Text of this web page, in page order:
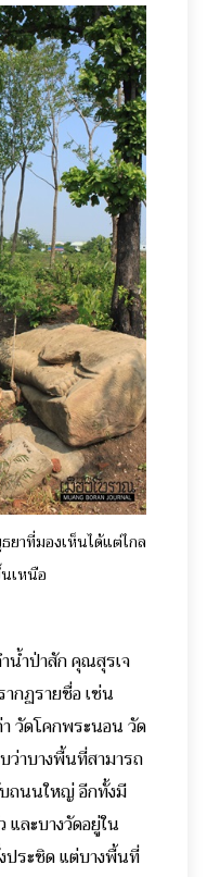
ยาที่มองเห็นได้แต่ไกล
เหนือ
น้ำป่าสักคุณสุรเจ
กฏรายชื่อ เช่น
วัดโคกพระนอน วัด
ว่าบางพื้นที่สามารถ
บถนนใหญ่ อีกทั้งมี
ละบางวัดอยู่ใน
ประชิด แต่บางพื้นที่